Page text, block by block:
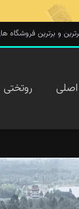
برترین فروشگاه های
روتختی